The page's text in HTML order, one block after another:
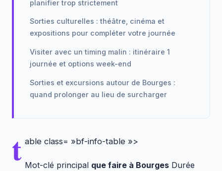
planifier trop strictement
Sorties culturelles : théâtre, cinéma et
expositions pour compléter votre journée
Visiter avec un timing malin : itinéraire 1
journée et options week-end
Sorties et excursions autour de Bourges :
quand prolonger au lieu de surcharger
t able class= »bf-info-table »>
Mot-clé principal que faire à BourgesDurée